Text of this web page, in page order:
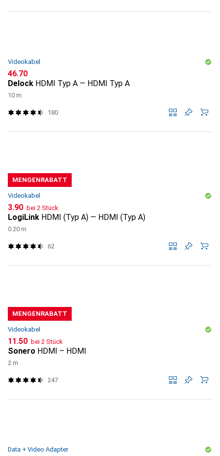
Videokabel
CHF
46.70
Delock HDMI Typ A — HDMI Typ A
10 m
180
MENGENRABATT
Videokabel
CHF
3.90 bei 2 Stück
LogiLink HDMI (Typ A) — HDMI (Typ A)
0.20 m
62
MENGENRABATT
Videokabel
CHF
11.50 bei 2 Stück
Sonero HDMI – HDMI
2 m
247
Data + Video Adapter